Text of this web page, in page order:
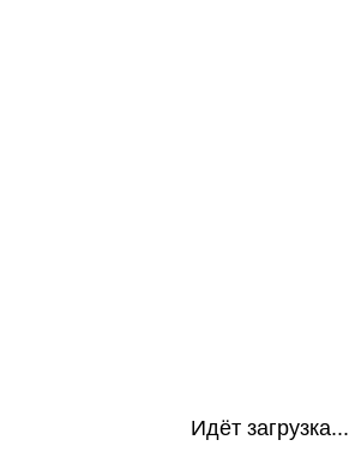
Идёт загрузка...